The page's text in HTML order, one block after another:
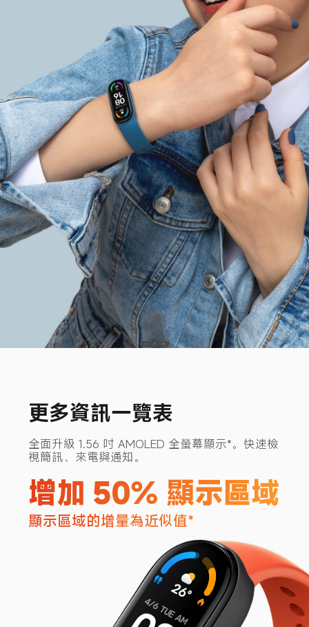
更多資訊一覽表
全面升級 1.56 吋 AMOLED 全螢幕顯示*。快速檢
視簡訊、來電與通知。
增加 50% 顯示區域
顯示區域的增量為近似值*